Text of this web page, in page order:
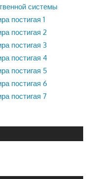
системы
постигая 1
постигая 2
постигая 3
постигая 4
постигая 5
постигая 6
постигая 7